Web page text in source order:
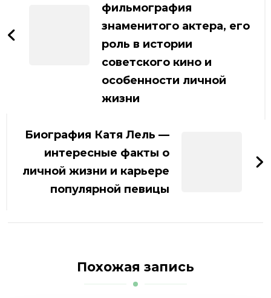
фильмография
знаменитого актера, его
роль в истории
советского кино и
особенности личной
жизни
Биография Катя Лель —
интересные факты о
личной жизни и карьере
популярной певицы
Похожая запись